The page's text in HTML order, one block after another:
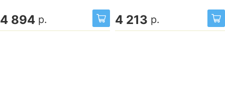
4 894 р. 4 213 р.